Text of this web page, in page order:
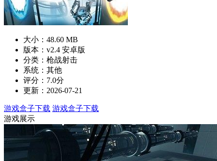
大小：48.60 MB
版本：v2.4 安卓版
分类：枪战射击
系统：其他
评分：7.0分
更新：2026-07-21
游戏盒子下载 游戏盒子下载
游戏展示